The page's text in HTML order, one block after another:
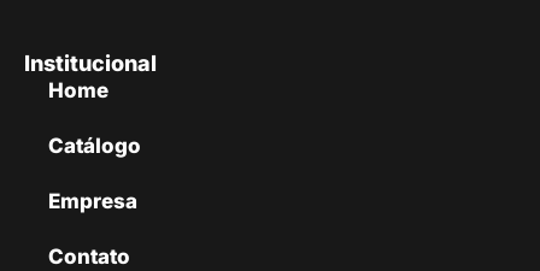
Institucional
Home
Catálogo
Empresa
Contato